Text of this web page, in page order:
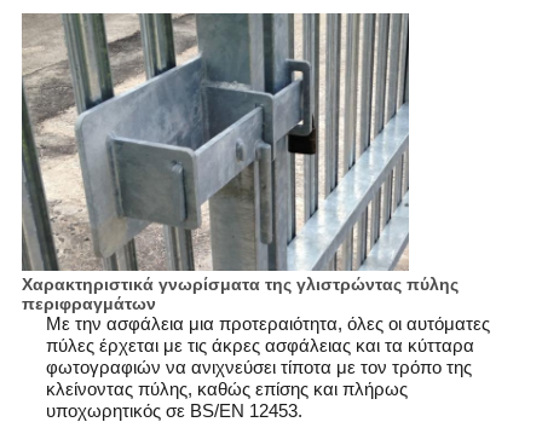
Χαρακτηριστικά γνωρίσματα της γλιστρώντας πύλης
περιφραγμάτων
Με την ασφάλεια μια προτεραιότητα, όλες οι αυτόματες
πύλες έρχεται με τις άκρες ασφάλειας και τα κύτταρα
φωτογραφιών να ανιχνεύσει τίποτα με τον τρόπο της
κλείνοντας πύλης, καθώς επίσης και πλήρως
υποχωρητικός σε BS/EN 12453.